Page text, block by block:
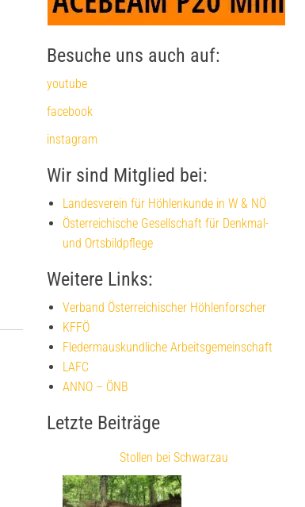
Besuche uns auch auf:
youtube
facebook
instagram
Wir sind Mitglied bei:
Landesverein für Höhlenkunde in W & NÖ
Österreichische Gesellschaft für Denkmal-
und Ortsbildpflege
Weitere Links:
Verband Österreichischer Höhlenforscher
KFFÖ
Fledermauskundliche Arbeitsgemeinschaft
LAFC
ANNO – ÖNB
Letzte Beiträge
Stollen bei Schwarzau